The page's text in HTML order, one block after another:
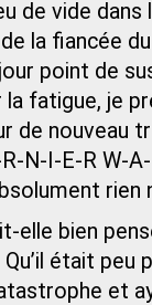
de vide dans
la fiancée
point de
la fatigue, je
de nouveau
N-I-E-R W-
rien
elle bien
Qu’il était
et